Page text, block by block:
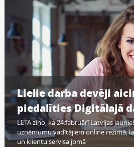
Lielie darba devēji
piedalīties Digitālajā
LETA ziņo, ka 24.februārī Latvijas
uzņēmumu vadītājiem online režīmā,
un klientu servisa jomā